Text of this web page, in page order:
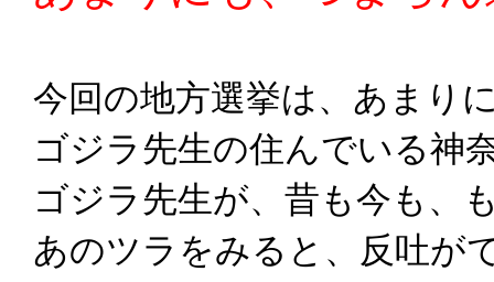
今回の地方選挙は、あまり
ゴジラ先生の住んでいる神
ゴジラ先生が、昔も今も、
あのツラをみると、反吐が